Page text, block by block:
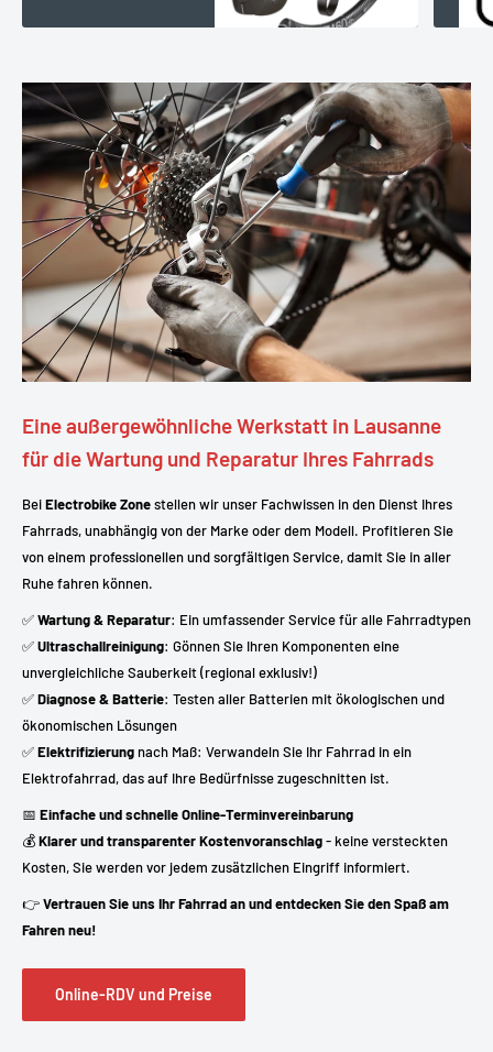
Eine außergewöhnliche Werkstatt in Lausanne
für die Wartung und Reparatur Ihres Fahrrads
BeiElectrobike Zonestellen wir unser Fachwissen in den Dienst Ihres
Fahrrads, unabhängig von der Marke oder dem Modell. Profitieren Sie
von einem professionellen und sorgfältigen Service, damit Sie in aller
Ruhe fahren können.
✅Wartung & Reparatur: Ein umfassender Service für alle Fahrradtypen
✅Ultraschallreinigung: Gönnen Sie Ihren Komponenten eine
unvergleichliche Sauberkeit (regional exklusiv!)
✅Diagnose & Batterie: Testen aller Batterien mit ökologischen und
ökonomischen Lösungen
✅Elektrifizierungnach Maß: Verwandeln Sie Ihr Fahrrad in ein
Elektrofahrrad, das auf Ihre Bedürfnisse zugeschnitten ist.
📅 Einfache und schnelle Online-Terminvereinbarung
💰Klarer und transparenter Kostenvoranschlag- keine versteckten
Kosten, Sie werden vor jedem zusätzlichen Eingriff informiert.
👉Vertrauen Sie uns Ihr Fahrrad an und entdecken Sie den Spaß am
Fahren neu!
Online-RDV und Preise